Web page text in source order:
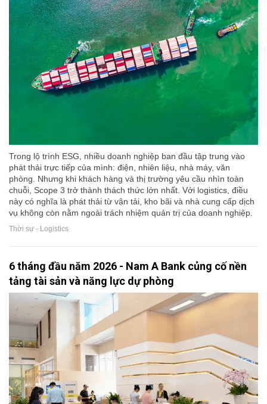
Trong lộ trình ESG, nhiều doanh nghiệp ban đầu tập trung vào
phát thải trực tiếp của mình: điện, nhiên liệu, nhà máy, văn
phòng. Nhưng khi khách hàng và thị trường yêu cầu nhìn toàn
chuỗi, Scope 3 trở thành thách thức lớn nhất. Với logistics, điều
này có nghĩa là phát thải từ vận tải, kho bãi và nhà cung cấp dịch
vụ không còn nằm ngoài trách nhiệm quản trị của doanh nghiệp.
Thời sự - Logistics
6 tháng đầu năm 2026 - Nam A Bank củng cố nền
tảng tài sản và năng lực dự phòng